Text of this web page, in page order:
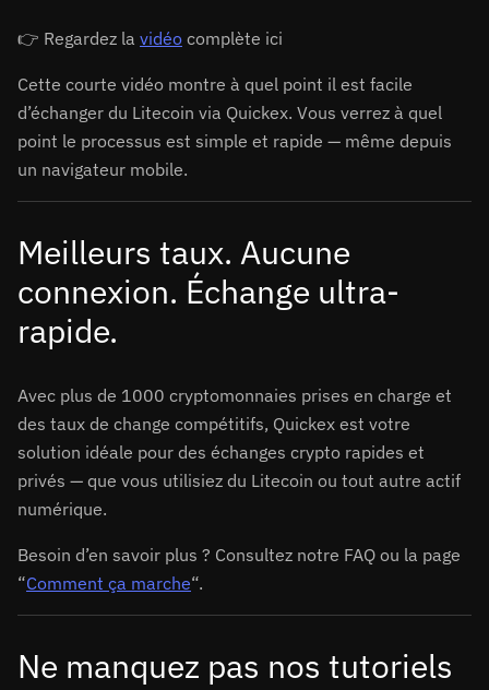
👉 Regardez la vidéo complète ici
Cette courte vidéo montre à quel point il est facile
d’échanger du Litecoin via Quickex. Vous verrez à quel
point le processus est simple et rapide — même depuis
un navigateur mobile.
Meilleurs taux. Aucune
connexion. Échange ultra-
rapide.
Avec plus de 1000 cryptomonnaies prises en charge et
des taux de change compétitifs, Quickex est votre
solution idéale pour des échanges crypto rapides et
privés — que vous utilisiez du Litecoin ou tout autre actif
numérique.
Besoin d’en savoir plus ? Consultez notre FAQ ou la page
“Comment ça marche“.
Ne manquez pas nos tutoriels